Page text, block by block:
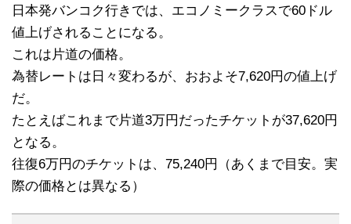
日本発バンコク行きでは、エコノミークラスで60ドル
値上げされることになる。
これは片道の価格。
為替レートは日々変わるが、おおよそ7,620円の値上げ
だ。
たとえばこれまで片道3万円だったチケットが37,620円
となる。
往復6万円のチケットは、75,240円（あくまで目安。実
際の価格とは異なる）